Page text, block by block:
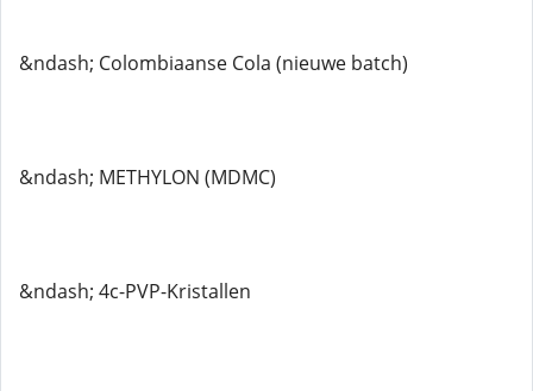
&ndash; Colombiaanse Cola (nieuwe batch)
&ndash; METHYLON (MDMC)
&ndash; 4c-PVP-Kristallen